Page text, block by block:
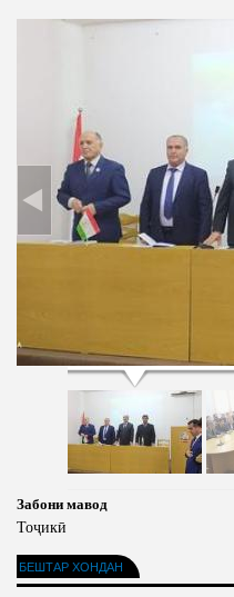
Забони мавод
Тоҷикӣ
БЕШТАР ХОНДАН